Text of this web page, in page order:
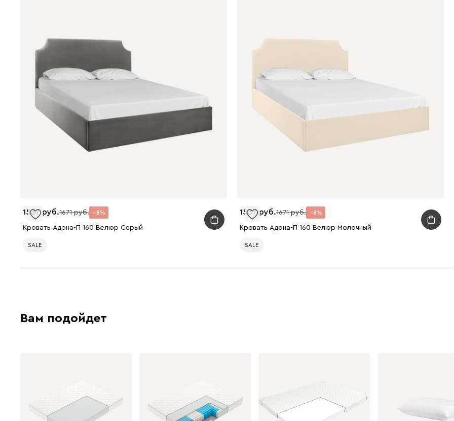
1537 1671 8
Кровать Адона-П 160 Велюр Серый
SALE
1537 1671 8
Кровать Адона-П 160 Велюр Молочный
SALE
Вам подойдет